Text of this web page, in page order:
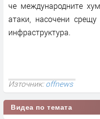
че международните
атаки, насочени
инфраструктура.
Източник:offnews
Видеа по темата